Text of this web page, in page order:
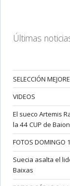
Últimas
SELECCIÓN
VIDEOS
El sueco Artemis
la 44 CUP de
FOTOS DOMINGO
Suecia asalta el
Baixas